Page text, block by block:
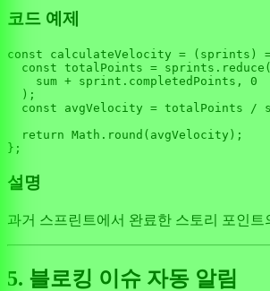
코드 예제
const calculateVelocity = ( sprints )
const totalPoints = sprints. reduce (
    sum + sprint.
completedPoints , 0
  );
const avgVelocity = totalPoints /
return Math . round (avgVelocity);
설명
과거 스프린트에서 완료한 스토리 포인
5. 블로킹 이슈 자동 알림